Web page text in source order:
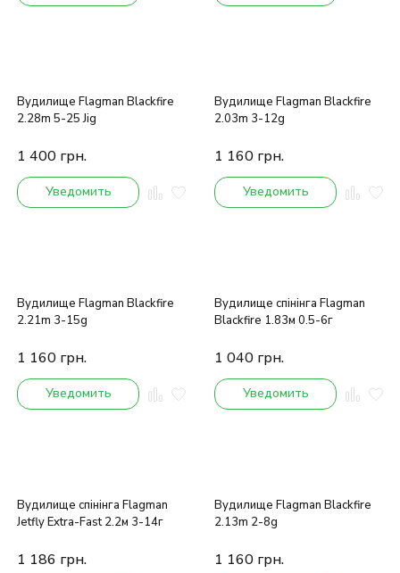
Вудилище Flagman Blackfire
2.28m 5-25 Jig
1 400 грн.
Уведомить
Вудилище Flagman Blackfire
2.03m 3-12g
1 160 грн.
Уведомить
Вудилище Flagman Blackfire
2.21m 3-15g
1 160 грн.
Уведомить
Вудилище спінінга Flagman
Blackfire 1.83м 0.5-6г
1 040 грн.
Уведомить
Вудилище спінінга Flagman
Jetfly Extra-Fast 2.2м 3-14г
1 186 грн.
Вудилище Flagman Blackfire
2.13m 2-8g
1 160 грн.